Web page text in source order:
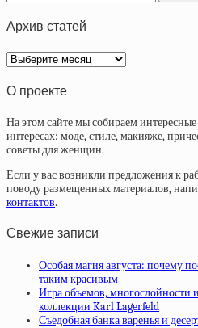
Архив статей
Архив
статей
О проекте
На этом сайте мы собираем
интересах: моде, стиле, макияже,
советы для женщин.
Если у вас возникли предложения к
поводу размещенных материалов,
контактов.
Свежие записи
Особая магия августа: почему
таким красивым
Игра объемов, многослойности
коллекции Karl Lagerfeld
Съедобная банка варенья и